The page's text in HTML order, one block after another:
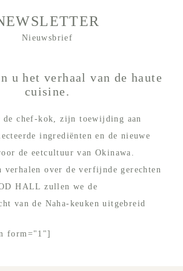
Nieuwsbrief
u het verhaal van de haute
cuisine.
chef-kok, zijn toewijding aan
ingrediënten en de nieuwe
de eetcultuur van Okinawa.
verhalen over de verfijnde gerechten
HALL zullen we de
van de Naha-keuken uitgebreid
form="1"]